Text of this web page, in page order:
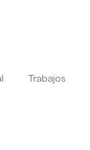
Trabajos